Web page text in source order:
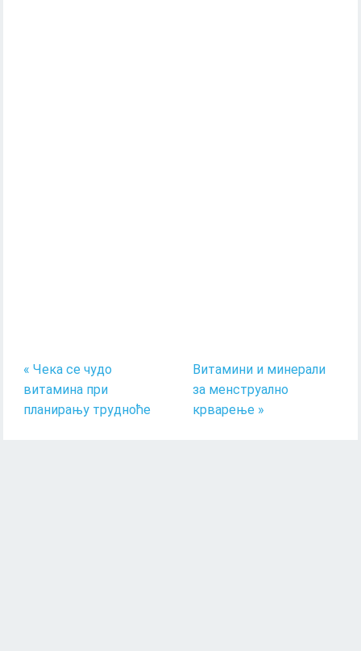
« Чека се чудо
витамина при
планирању трудноће
Витамини и минерали
за менструално
крварење »